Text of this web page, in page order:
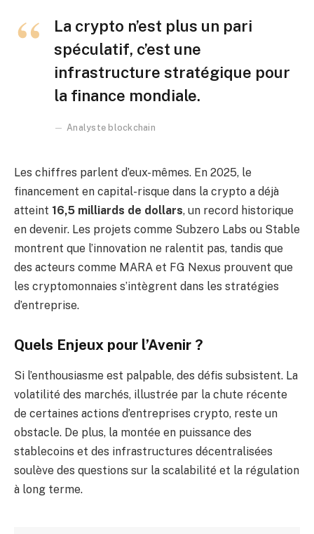
La crypto n’est plus un pari
spéculatif, c’est une
infrastructure stratégique pour
la finance mondiale.
Analyste blockchain
Les chiffres parlent d’eux-mêmes. En 2025, le
financement en capital-risque dans la crypto a déjà
atteint 16,5 milliards de dollars, un record historique
en devenir. Les projets comme Subzero Labs ou Stable
montrent que l’innovation ne ralentit pas, tandis que
des acteurs comme MARA et FG Nexus prouvent que
les cryptomonnaies s’intègrent dans les stratégies
d’entreprise.
Quels Enjeux pour l’Avenir ?
Si l’enthousiasme est palpable, des défis subsistent. La
volatilité des marchés, illustrée par la chute récente
de certaines actions d’entreprises crypto, reste un
obstacle. De plus, la montée en puissance des
stablecoins et des infrastructures décentralisées
soulève des questions sur la scalabilité et la régulation
à long terme.